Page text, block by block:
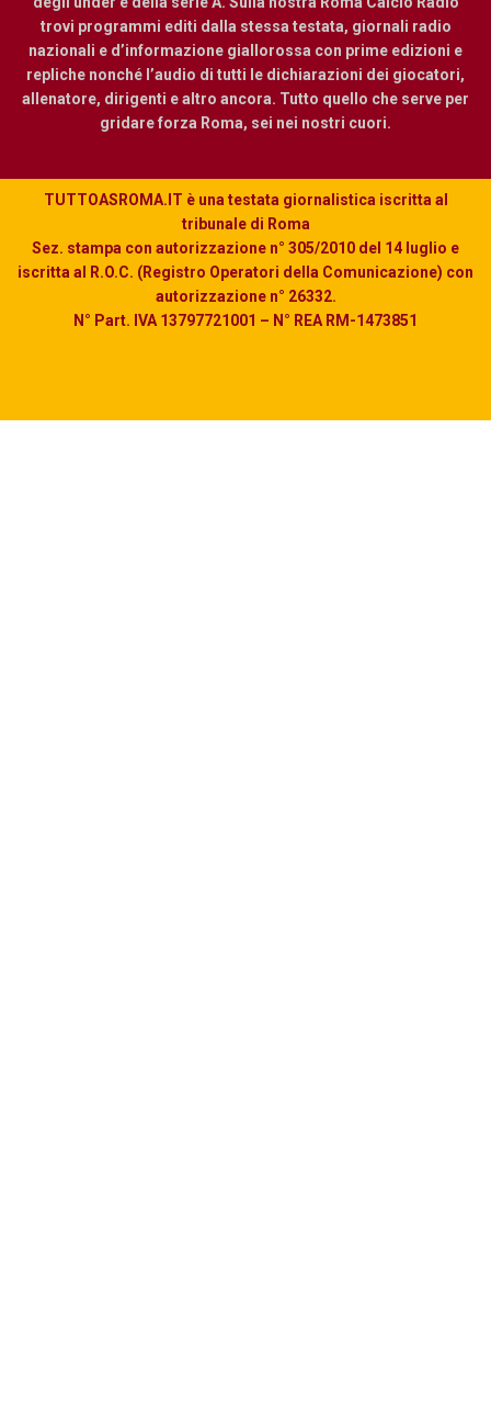
trovi programmi editi dalla stessa testata, giornali radio
nazionali e d’informazione giallorossa con prime edizioni e
repliche nonché l’audio di tutti le dichiarazioni dei giocatori,
allenatore, dirigenti e altro ancora. Tutto quello che serve per
gridare forza Roma, sei nei nostri cuori.
TUTTOASROMA.IT è una testata giornalistica iscritta al
tribunale di Roma
Sez. stampa con autorizzazione n° 305/2010 del 14 luglio e
iscritta al R.O.C. (Registro Operatori della Comunicazione) con
autorizzazione n° 26332.
N° Part. IVA 13797721001 – N° REA RM-1473851